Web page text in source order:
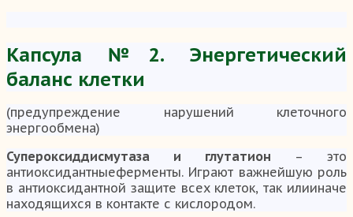
Капсула №2. Энергетический
баланс клетки
(предупреждение нарушений клеточного
энергообмена)
Супероксиддисмутаза и глутатион – это
антиоксидантныеферменты. Играют важнейшую роль
в антиоксидантной защите всех клеток, так илииначе
находящихся в контакте с кислородом.